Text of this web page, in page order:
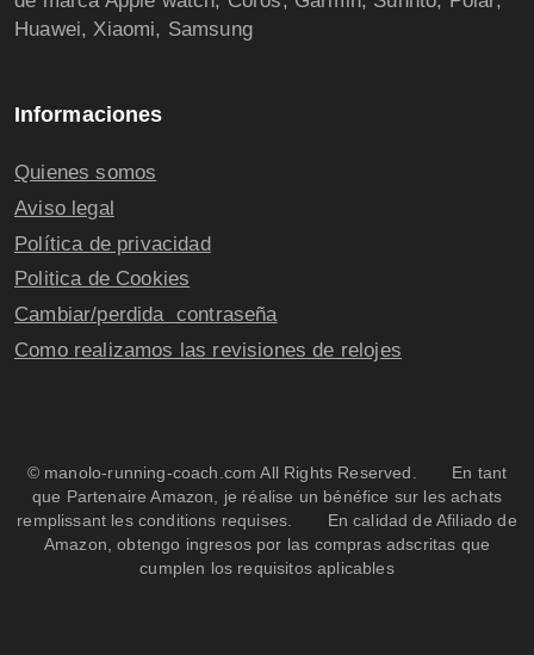
Huawei, Xiaomi, Samsung
Informaciones
Quienes somos
Aviso legal
Política de privacidad
Politica de Cookies
Cambiar/perdida contraseña
Como realizamos las revisiones de relojes
© manolo-running-coach.com All Rights Reserved. En tant
que Partenaire Amazon, je réalise un bénéfice sur les achats
remplissant les conditions requises. En calidad de Afiliado de
Amazon, obtengo ingresos por las compras adscritas que
cumplen los requisitos aplicables